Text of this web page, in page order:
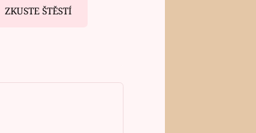
ZKUSTE ŠTĚSTÍ